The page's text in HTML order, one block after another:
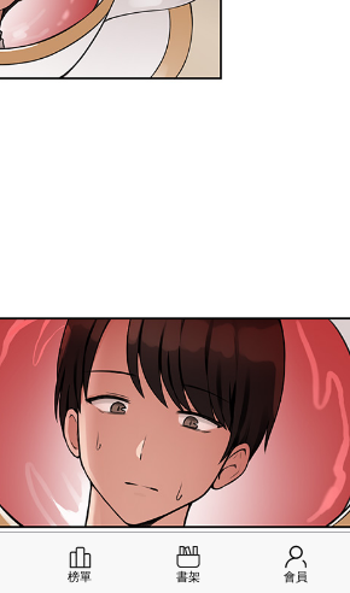
榜單 書架 會員